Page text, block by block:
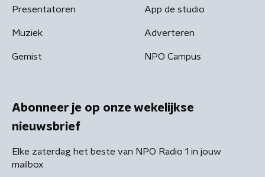
Presentatoren
Muziek
Gemist
App de studio
Adverteren
NPO Campus
Abonneer je op onze wekelijkse
nieuwsbrief
Elke zaterdag het beste van NPO Radio 1 in jouw
mailbox